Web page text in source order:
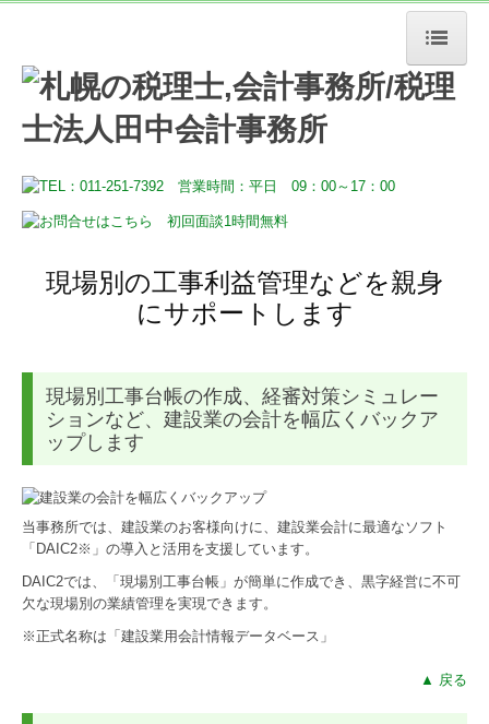
HOME
税務・会計
経営サポート
デジタル化支援
その他事業
お問合せ
現場別の工事利益管理などを親身
にサポートします
現場別工事台帳の作成、経審対策シミュレー
ションなど、建設業の会計を幅広くバックア
ップします
当事務所では、建設業のお客様向けに、建設業会計に最適なソフト
「DAIC2※」の導入と活用を支援しています。
DAIC2では、「現場別工事台帳」が簡単に作成でき、黒字経営に不可
欠な現場別の業績管理を実現できます。
※正式名称は「建設業用会計情報データベース」
▲ 戻る